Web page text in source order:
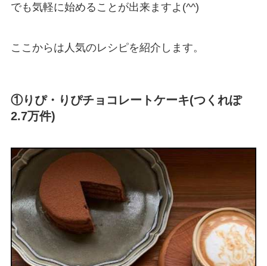
でも気軽に始めることが出来ますよ(^^)
ここからは人気のレシピを紹介します。
①りぴ・りぴチョコレートケーキ(つくれぽ
2.7万件)